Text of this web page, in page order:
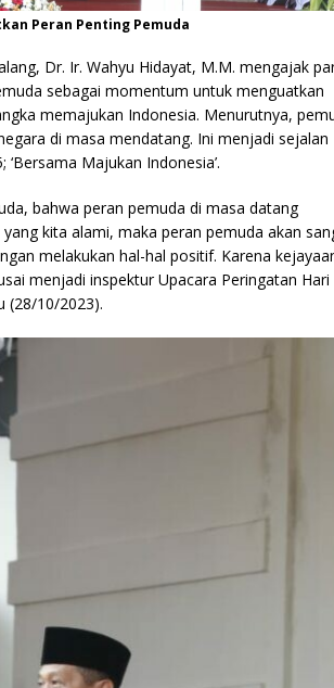
Peran Penting Pemuda
Dr. Ir. Wahyu Hidayat, M.M. mengajak
sebagai momentum untuk menguatkan
memajukan Indonesia. Menurutnya,
di masa mendatang. Ini menjadi sejalan
Majukan Indonesia’.
bahwa peran pemuda di masa datang
kita alami, maka peran pemuda akan
melakukan hal-hal positif. Karena
menjadi inspektur Upacara Peringatan Hari
(28/10/2023).